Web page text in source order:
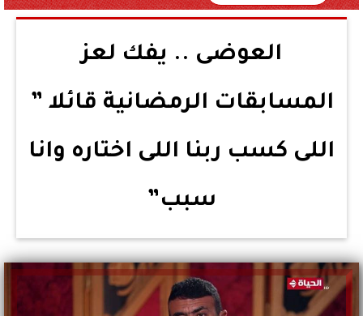
العوضى .. يفك لعز
المسابقات الرمضانية قائلا ”
اللى كسب ربنا اللى اختاره وانا
سبب”